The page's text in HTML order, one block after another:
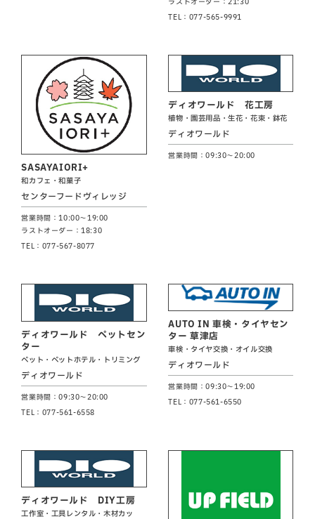
TEL：077-565-9991
SASAYAIORI+
和カフェ・和菓子
センターフードヴィレッジ
営業時間：10:00～19:00
ラストオーダー：18:30
TEL：077-567-8077
ディオワールド 花工房
植物・園芸用品・生花・花束・鉢花
ディオワールド
営業時間：09:30～20:00
ディオワールド ペットセン
ター
ペット・ペットホテル・トリミング
ディオワールド
営業時間：09:30～20:00
TEL：077-561-6558
AUTO IN 車検・タイヤセン
ター 草津店
車検・タイヤ交換・オイル交換
ディオワールド
営業時間：09:30～19:00
TEL：077-561-6550
ディオワールド DIY工房
工作室・工具レンタル・木材カッ